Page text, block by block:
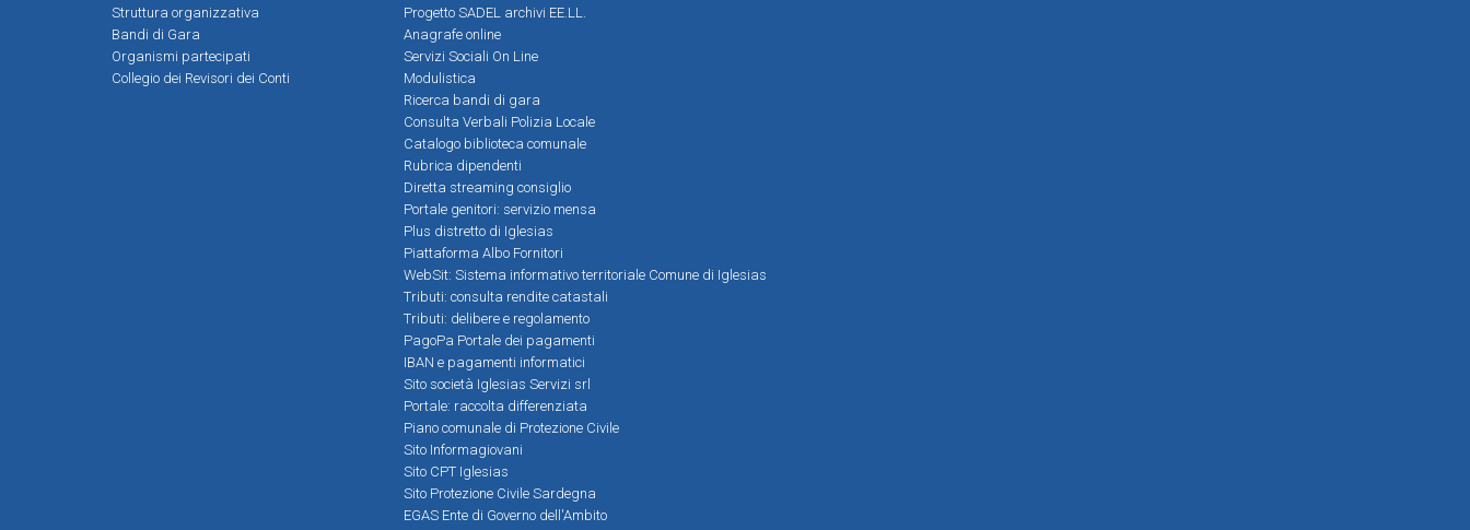
Struttura organizzativa
Bandi di Gara
Organismi partecipati
Collegio dei Revisori dei Conti
Progetto SADEL archivi EE.LL.
Anagrafe online
Servizi Sociali On Line
Modulistica
Ricerca bandi di gara
Consulta Verbali Polizia Locale
Catalogo biblioteca comunale
Rubrica dipendenti
Diretta streaming consiglio
Portale genitori: servizio mensa
Plus distretto di Iglesias
Piattaforma Albo Fornitori
WebSit: Sistema informativo territoriale Comune di Iglesias
Tributi: consulta rendite catastali
Tributi: delibere e regolamento
PagoPa Portale dei pagamenti
IBAN e pagamenti informatici
Sito società Iglesias Servizi srl
Portale: raccolta differenziata
Piano comunale di Protezione Civile
Sito Informagiovani
Sito CPT Iglesias
Sito Protezione Civile Sardegna
EGAS Ente di Governo dell'Ambito